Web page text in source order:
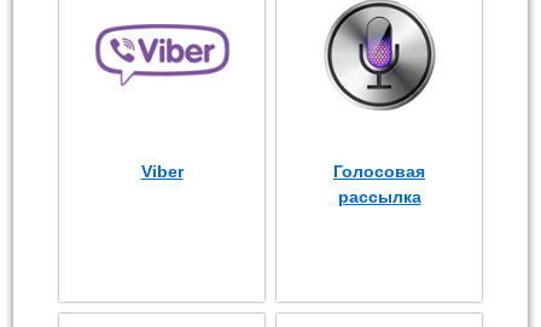
Viber
Голосовая
рассылка